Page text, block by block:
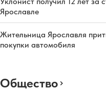
Ярославле
Жительница Ярославля
покупки автомобиля
Общество